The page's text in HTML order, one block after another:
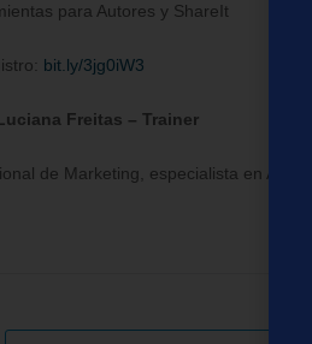
para Autores y ShareIt
bit.ly/3jg0iW3
Freitas – Trainer
de Marketing, especialista en